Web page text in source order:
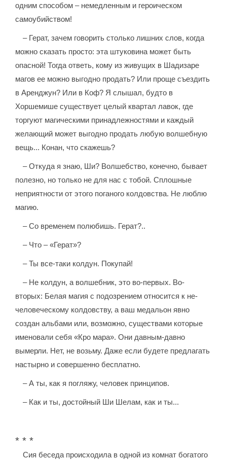
одним способом – немедленным и героическом
самоубийством!
– Герат, зачем говорить столько лишних слов, когда
можно сказать просто: эта штуковина может быть
опасной! Тогда ответь, кому из живущих в Шадизаре
магов ее можно выгодно продать? Или проще съездить
в Аренджун? Или в Коф? Я слышал, будто в
Хоршемише существует целый квартал лавок, где
торгуют магическими принадлежностями и каждый
желающий может выгодно продать любую волшебную
вещь... Конан, что скажешь?
– Откуда я знаю, Ши? Волшебство, конечно, бывает
полезно, но только не для нас с тобой. Сплошные
неприятности от этого поганого колдовства. Не люблю
магию.
– Со временем полюбишь. Герат?..
– Что – «Герат»?
– Ты все-таки колдун. Покупай!
– Не колдун, а волшебник, это во-первых. Во-
вторых: Белая магия с подозрением относится к не-
человеческому колдовству, а ваш медальон явно
создан альбами или, возможно, существами которые
именовали себя «Кро мара». Они давным-давно
вымерли. Нет, не возьму. Даже если будете предлагать
настырно и совершенно бесплатно.
– А ты, как я погляжу, человек принципов.
– Как и ты, достойный Ши Шелам, как и ты...
* * *
Сия беседа происходила в одной из комнат богатого